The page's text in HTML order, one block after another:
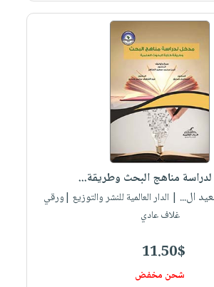
مناهج البحث وطريقة...
ال... | الدار العالمية للنشر والتوزيع |ورقي
غلاف عادي
11.50$
شحن مخفض